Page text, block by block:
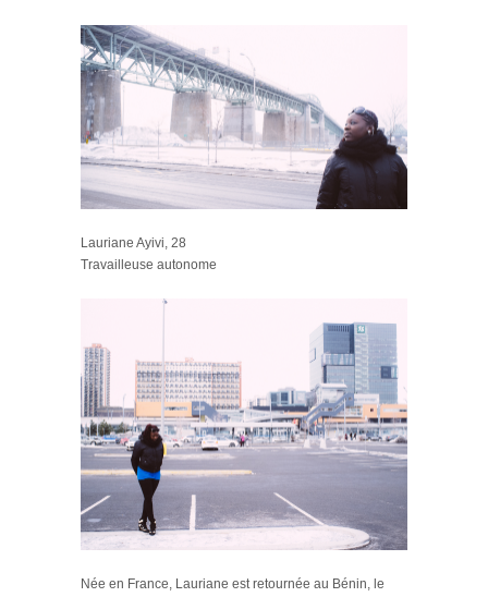
Lauriane Ayivi, 28
Travailleuse autonome
Née en France, Lauriane est retournée au Bénin, le